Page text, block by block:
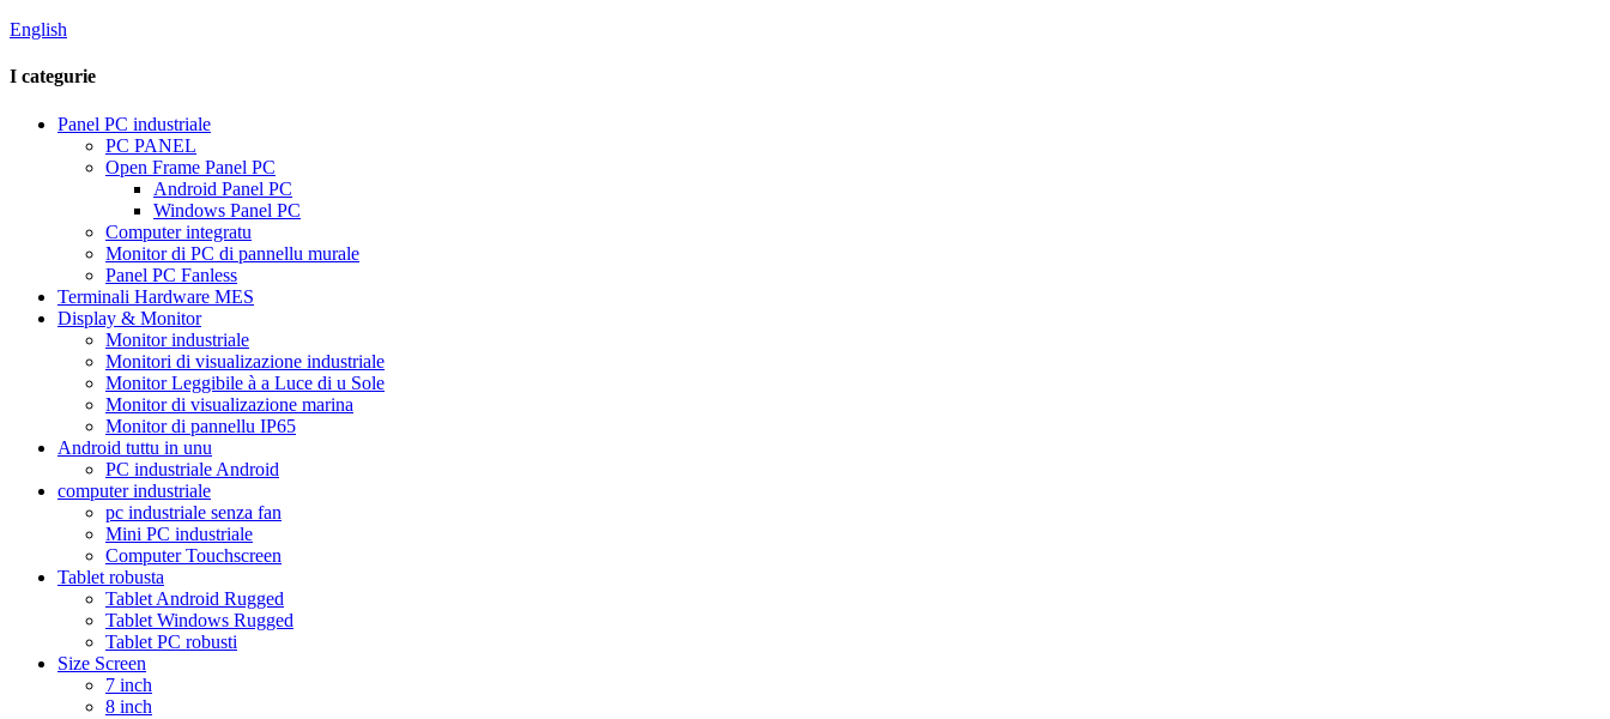
English
I categurie
Panel PC industriale
PC PANEL
Open Frame Panel PC
Android Panel PC
Windows Panel PC
Computer integratu
Monitor di PC di pannellu murale
Panel PC Fanless
Terminali Hardware MES
Display & Monitor
Monitor industriale
Monitori di visualizazione industriale
Monitor Leggibile à a Luce di u Sole
Monitor di visualizazione marina
Monitor di pannellu IP65
Android tuttu in unu
PC industriale Android
computer industriale
pc industriale senza fan
Mini PC industriale
Computer Touchscreen
Tablet robusta
Tablet Android Rugged
Tablet Windows Rugged
Tablet PC robusti
Size Screen
7 inch
8 inch